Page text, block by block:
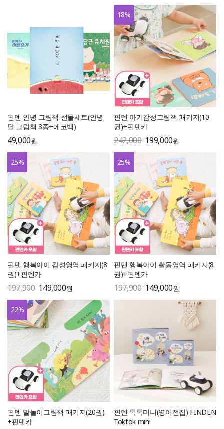
핀덴 안녕 그림책 선물세트(안녕
달 그림책 3종+에코백)
49,000원
18%
핀덴 아기감성그림책 패키지(10
권)+핀덴카
242,000 199,000원
25%
핀덴 행복아이 감성영역 패키지(8
권)+핀덴카
197,900 149,000원
25%
핀덴 행복아이 활동영역 패키지(8
권)+핀덴카
197,900 149,000원
22%
핀덴 말놀이그림책 패키지(20권)
+핀덴카
핀덴 톡톡미니(영어전집) FINDEN
Toktok mini